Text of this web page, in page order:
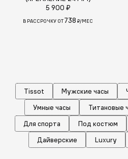
5 900 ₽
В РАССРОЧКУ ОТ738 ₽/МЕС
Tissot Мужские часы
Умные часы
Титановые
Для спорта
Под костюм
Дайверские
Luxury